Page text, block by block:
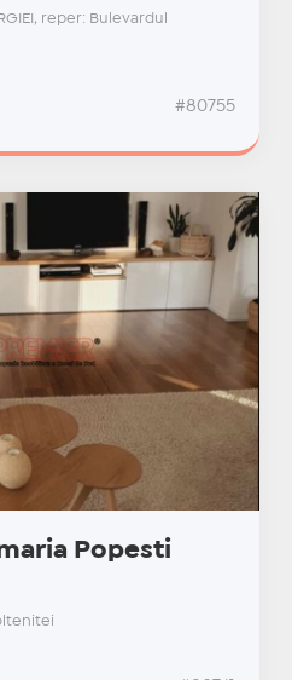
reper: Bulevardul
#80755
Popesti